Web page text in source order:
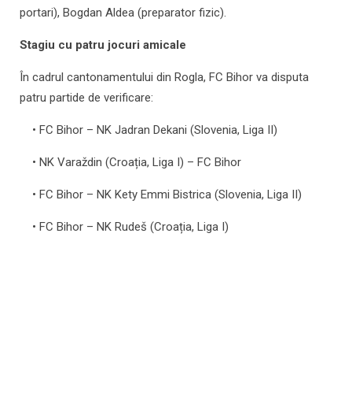
portari), Bogdan Aldea (preparator fizic).
Stagiu cu patru jocuri amicale
În cadrul cantonamentului din Rogla, FC Bihor va disputa
patru partide de verificare:
• FC Bihor – NK Jadran Dekani (Slovenia, Liga II)
• NK Varaždin (Croația, Liga I) – FC Bihor
• FC Bihor – NK Kety Emmi Bistrica (Slovenia, Liga II)
• FC Bihor – NK Rudeš (Croația, Liga I)